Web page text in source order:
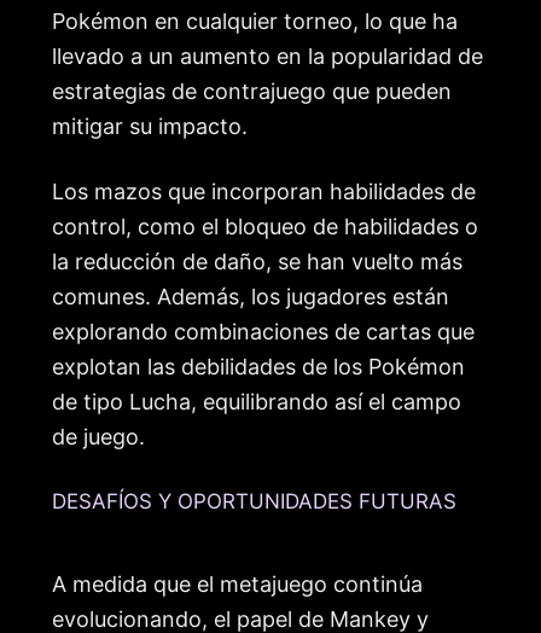
Pokémon en cualquier torneo, lo que ha
llevado a un aumento en la popularidad de
estrategias de contrajuego que pueden
mitigar su impacto.
Los mazos que incorporan habilidades de
control, como el bloqueo de habilidades o
la reducción de daño, se han vuelto más
comunes. Además, los jugadores están
explorando combinaciones de cartas que
explotan las debilidades de los Pokémon
de tipo Lucha, equilibrando así el campo
de juego.
DESAFÍOS Y OPORTUNIDADES FUTURAS
A medida que el metajuego continúa
evolucionando, el papel de Mankey y